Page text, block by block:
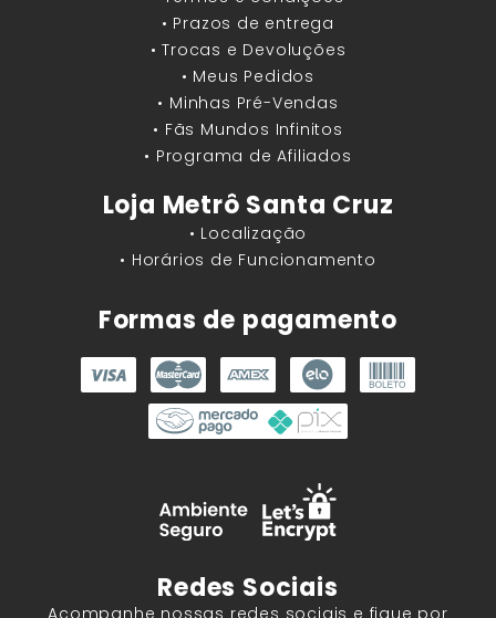
• Prazos de entrega
• Trocas e Devoluções
• Meus Pedidos
• Minhas Pré-Vendas
• Fãs Mundos Infinitos
• Programa de Afiliados
Loja Metrô Santa Cruz
• Localização
• Horários de Funcionamento
Formas de pagamento
Redes Sociais